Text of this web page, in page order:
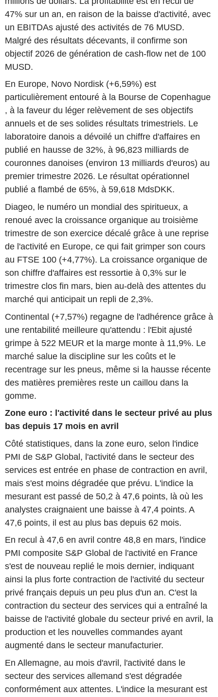
47% sur un an, en raison de la baisse d'activité, avec
un EBITDAs ajusté des activités de 76 MUSD.
Malgré des résultats décevants, il confirme son
objectif 2026 de génération de cash-flow net de 100
MUSD.
En Europe, Novo Nordisk (+6,59%) est
particulièrement entouré à la Bourse de Copenhague
, à la faveur du léger relèvement de ses objectifs
annuels et de ses solides résultats trimestriels. Le
laboratoire danois a dévoilé un chiffre d'affaires en
publié en hausse de 32%, à 96,823 milliards de
couronnes danoises (environ 13 milliards d'euros) au
premier trimestre 2026. Le résultat opérationnel
publié a flambé de 65%, à 59,618 MdsDKK.
Diageo, le numéro un mondial des spiritueux, a
renoué avec la croissance organique au troisième
trimestre de son exercice décalé grâce à une reprise
de l'activité en Europe, ce qui fait grimper son cours
au FTSE 100 (+4,77%). La croissance organique de
son chiffre d'affaires est ressortie à 0,3% sur le
trimestre clos fin mars, bien au-delà des attentes du
marché qui anticipait un repli de 2,3%.
Continental (+7,57%) regagne de l'adhérence grâce à
une rentabilité meilleure qu'attendu : l'Ebit ajusté
grimpe à 522 MEUR et la marge monte à 11,9%. Le
marché salue la discipline sur les coûts et le
recentrage sur les pneus, même si la hausse récente
des matières premières reste un caillou dans la
gomme.
Zone euro : l'activité dans le secteur privé au plus
bas depuis 17 mois en avril
Côté statistiques, dans la zone euro, selon l'indice
PMI de S&P Global, l'activité dans le secteur des
services est entrée en phase de contraction en avril,
mais s'est moins dégradée que prévu. L'indice la
mesurant est passé de 50,2 à 47,6 points, là où les
analystes craignaient une baisse à 47,4 points. A
47,6 points, il est au plus bas depuis 62 mois.
En recul à 47,6 en avril contre 48,8 en mars, l'indice
PMI composite S&P Global de l'activité en France
s'est de nouveau replié le mois dernier, indiquant
ainsi la plus forte contraction de l'activité du secteur
privé français depuis un peu plus d'un an. C'est la
contraction du secteur des services qui a entraîné la
baisse de l'activité globale du secteur privé en avril, la
production et les nouvelles commandes ayant
augmenté dans le secteur manufacturier.
En Allemagne, au mois d'avril, l'activité dans le
secteur des services allemand s'est dégradée
conformément aux attentes. L'indice la mesurant est